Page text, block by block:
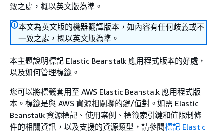
致之處，概以英文版為準。
本文為英文版的機器翻譯版本，如內容有任何歧義或不
一致之處，概以英文版為準。
本主題說明標記 Elastic Beanstalk 應用程式版本的好處，
以及如何管理標籤。
您可以將標籤套用至 AWS Elastic Beanstalk 應用程式版
本。標籤是與 AWS 資源相關聯的鍵/值對。如需 Elastic
Beanstalk 資源標記、使用案例、標籤索引鍵和值限制條
件的相關資訊，以及支援的資源類型，請參閱標記 Elastic